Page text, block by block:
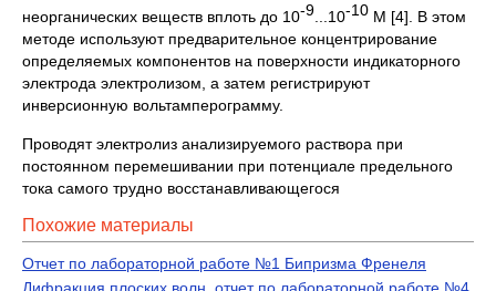
неорганических веществ вплоть до 10-9 ...10-10 М [4]. В этом
методе используют предварительное концентрирование
определяемых компонентов на поверхности индикаторного
электрода электролизом, а затем регистрируют
инверсионную вольтамперограмму.
Проводят электролиз анализируемого раствора при
постоянном перемешивании при потенциале предельного
тока самого трудно восстанавливающегося
Похожие материалы
Отчет по лабораторной работе №1 Бипризма Френеля
Дифракция плоских волн, отчет по лабораторной работе №4